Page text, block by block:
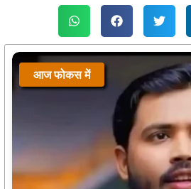
आज फोकस में